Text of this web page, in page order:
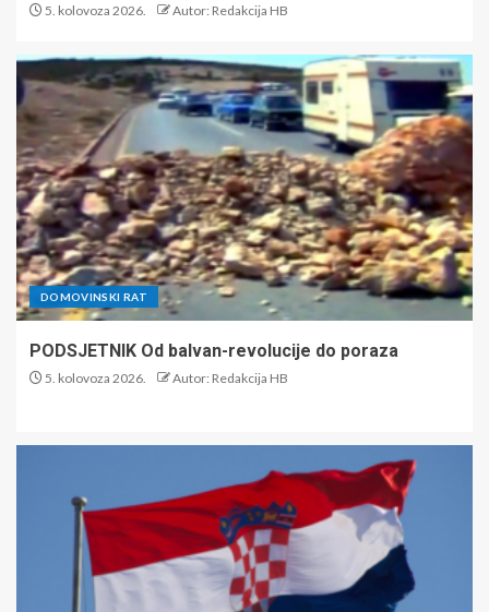
5. kolovoza 2026. Autor: Redakcija HB
DOMOVINSKI RAT
PODSJETNIK Od balvan-revolucije do poraza
5. kolovoza 2026. Autor: Redakcija HB